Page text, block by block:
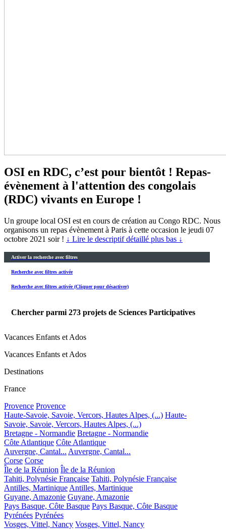
OSI en RDC, c’est pour bientôt ! Repas-
évènement à l'attention des congolais
(RDC) vivants en Europe !
Un groupe local OSI est en cours de création au Congo RDC. Nous
organisons un repas évènement à Paris à cette occasion le jeudi 07
octobre 2021 soir ! ↓ Lire le descriptif détaillé plus bas ↓
Activer la recherche avec filtres
Recherche avec filtres activée
Recherche avec filtres activée (Cliquer pour désactiver)
Chercher parmi 273 projets de Sciences Participatives
Vacances Enfants et Ados
Vacances Enfants et Ados
Destinations
France
Provence Provence
Haute-Savoie, Savoie, Vercors, Hautes Alpes, (...) Haute-
Savoie, Savoie, Vercors, Hautes Alpes, (...)
Bretagne - Normandie Bretagne - Normandie
Côte Atlantique Côte Atlantique
Auvergne, Cantal... Auvergne, Cantal...
Corse Corse
Île de la Réunion Île de la Réunion
Tahiti, Polynésie Française Tahiti, Polynésie Française
Antilles, Martinique Antilles, Martinique
Guyane, Amazonie Guyane, Amazonie
Pays Basque, Côte Basque Pays Basque, Côte Basque
Pyrénées Pyrénées
Vosges, Vittel, Nancy Vosges, Vittel, Nancy